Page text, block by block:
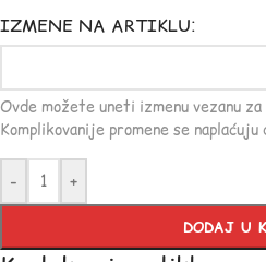
IZMENE NA ARTIKLU:
Ovde možete uneti izmenu vezanu
Komplikovanije promene se naplaćuju
- +
DODAJ U